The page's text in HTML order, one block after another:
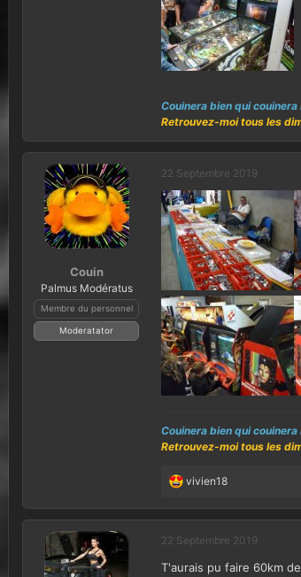
Couinera bien qui couinera
Retrouvez-moi tous les
Couin
Palmus Modératus
Membre du personnel
Moderatator
22 Septembre 2019
Couinera bien qui couinera
Retrouvez-moi tous les
L
s
r
a
vivien18
22 Septembre 2019
T'aurais pu faire 60km